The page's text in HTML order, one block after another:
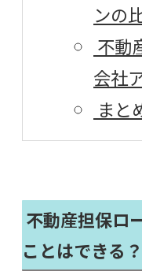
ンの
不動
会社
まと
不動産担保ロ
ことはできる？